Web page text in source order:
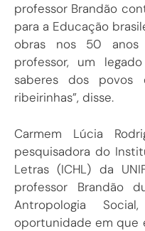
professor Brandão
para a Educação
obras nos 50
professor, um
saberes dos povos
ribeirinhas”, disse.
Carmem Lúcia
pesquisadora do
Letras (ICHL) da
professor Brandão
Antropologia
oportunidade em que